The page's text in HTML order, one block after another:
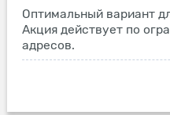
Оптимальный вариант
Акция действует по
адресов.